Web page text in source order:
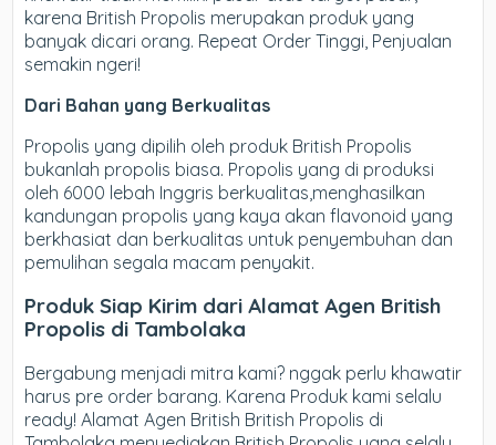
karena British Propolis merupakan produk yang
banyak dicari orang. Repeat Order Tinggi, Penjualan
semakin ngeri!
Dari Bahan yang Berkualitas
Propolis yang dipilih oleh produk British Propolis
bukanlah propolis biasa. Propolis yang di produksi
oleh 6000 lebah Inggris berkualitas,menghasilkan
kandungan propolis yang kaya akan flavonoid yang
berkhasiat dan berkualitas untuk penyembuhan dan
pemulihan segala macam penyakit.
Produk Siap Kirim dari Alamat Agen British
Propolis di Tambolaka
Bergabung menjadi mitra kami? nggak perlu khawatir
harus pre order barang. Karena Produk kami selalu
ready! Alamat Agen British British Propolis di